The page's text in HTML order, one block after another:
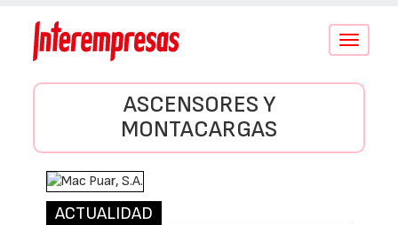
Conmutar
ASCENSORES Y
MONTACARGAS
ACTUALIDAD